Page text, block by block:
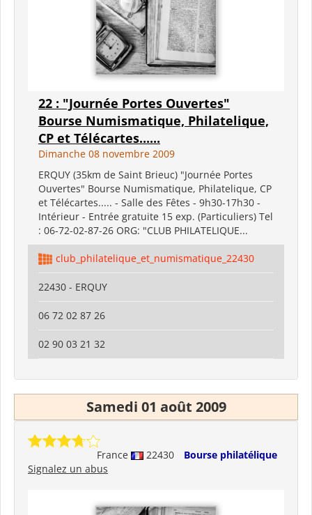
22 : "Journée Portes Ouvertes"
Bourse Numismatique, Philatelique,
CP et Télécartes......
Dimanche 08 novembre 2009
ERQUY (35km de Saint Brieuc) "Journée Portes
Ouvertes" Bourse Numismatique, Philatelique, CP
et Télécartes..... - Salle des Fêtes - 9h30-17h30 -
Intérieur - Entrée gratuite 15 exp. (Particuliers) Tel
: 06-72-02-87-26 ORG: "CLUB PHILATELIQUE...
club_philatelique_et_numismatique_22430
22430 - ERQUY
06 72 02 87 26
02 90 03 21 32
Samedi 01 août 2009
France 22430
Bourse philatélique
Signalez un abus